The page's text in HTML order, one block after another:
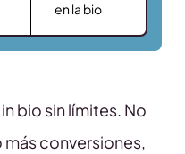
en la bio
bio sin límites. No
más conversiones,